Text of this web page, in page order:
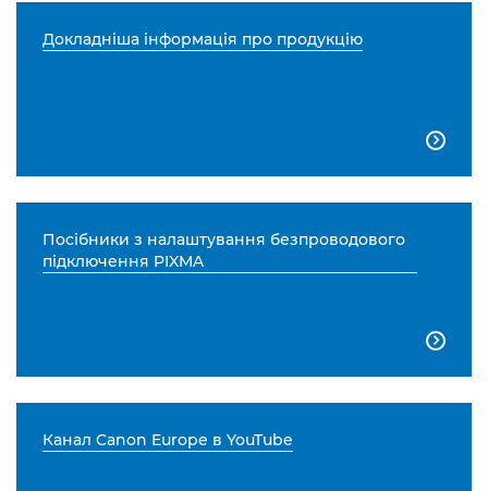
Докладніша інформація про продукцію

Посібники з налаштування безпроводового
підключення PIXMA

Канал Canon Europe в YouTube